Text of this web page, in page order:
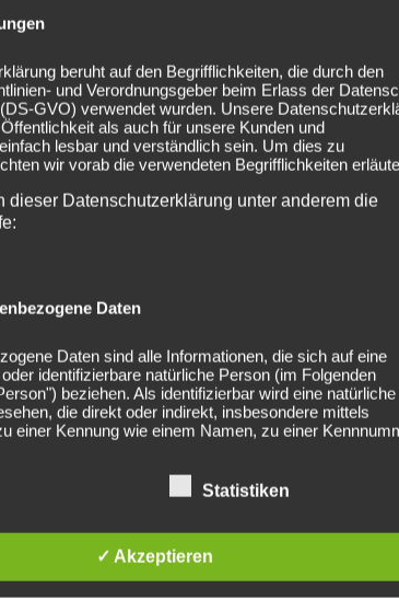
Night 2024-08-09 Trollfaust
fields are marked *
beruht auf den Begrifflichkeiten, die durch den
und Verordnungsgeber beim Erlass der
GVO) verwendet wurden. Unsere
als auch für unsere Kunden und
lesbar und verständlich sein. Um dies zu
wir vorab die verwendeten Begrifflichkeiten
dieser Datenschutzerklärung unter anderem die
Daten
Daten sind alle Informationen, die sich auf eine
identifizierbare natürliche Person (im Folgenden
beziehen. Als identifizierbar wird eine natürliche
die direkt oder indirekt, insbesondere mittels
einer Kennung wie einem Namen, zu einer
psychischen, wirtschaftlichen, kulturellen oder sozialen
Statistiken
✓ Akzeptieren